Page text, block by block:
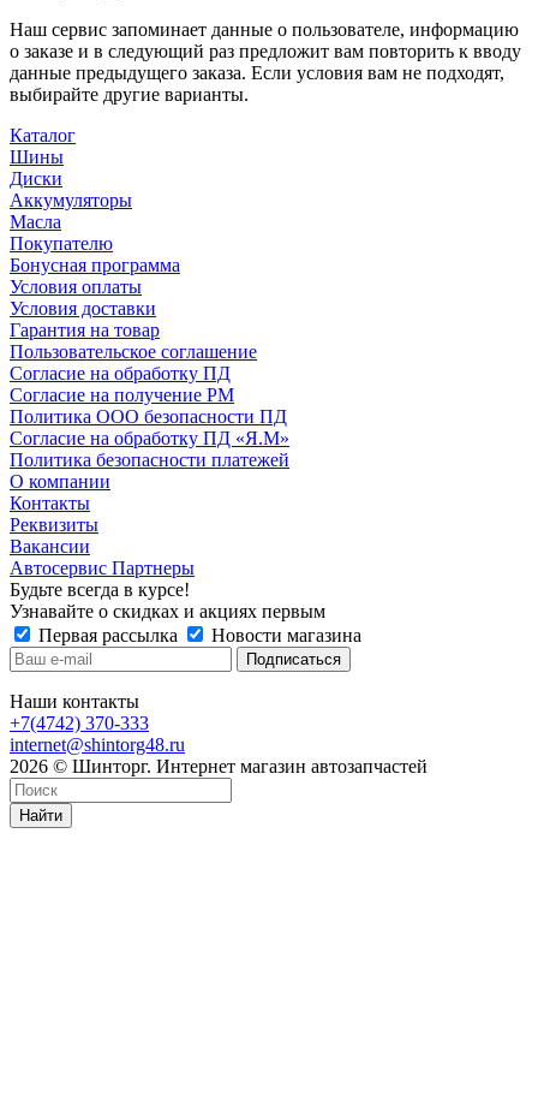
Наш сервис запоминает данные о пользователе, информацию
о заказе и в следующий раз предложит вам повторить к вводу
данные предыдущего заказа. Если условия вам не подходят,
выбирайте другие варианты.
Каталог
Шины
Диски
Аккумуляторы
Масла
Покупателю
Бонусная программа
Условия оплаты
Условия доставки
Гарантия на товар
Пользовательское соглашение
Согласие на обработку ПД
Согласие на получение РМ
Политика ООО безопасности ПД
Согласие на обработку ПД «Я.М»
Политика безопасности платежей
О компании
Контакты
Реквизиты
Вакансии
Автосервис Партнеры
Будьте всегда в курсе!
Узнавайте о скидках и акциях первым
Первая рассылка
Новости магазина
Наши контакты
+7(4742) 370-333
internet@shintorg48.ru
2026 © Шинторг. Интернет магазин автозапчастей
Найти